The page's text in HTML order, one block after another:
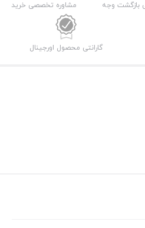
بازگشت وجه مشاوره تخصصی خرید
گارانتی محصول اورجینال